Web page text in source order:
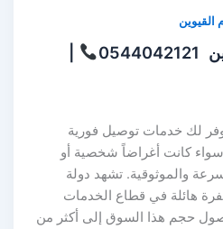
لك خدمات توصيل فورية
كانت أغراضاً شخصية أو
والموثوقية. تشهد دولة
هائلة في قطاع الخدمات
حجم هذا السوق إلى أكثر من